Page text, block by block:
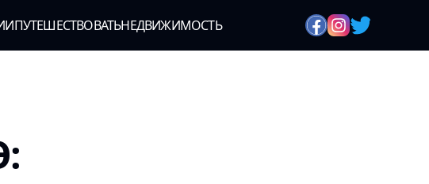
ПУТЕШЕСТВОВАТЬНЕДВИЖИМОСТЬ